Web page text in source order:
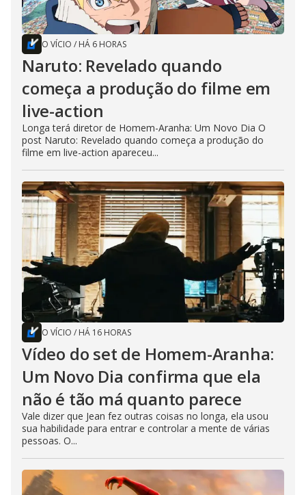
O VÍCIO / HÁ 6 HORAS
Naruto: Revelado quando
começa a produção do filme em
live-action
Longa terá diretor de Homem-Aranha: Um Novo Dia O
post Naruto: Revelado quando começa a produção do
filme em live-action apareceu...
O VÍCIO / HÁ 16 HORAS
Vídeo do set de Homem-Aranha:
Um Novo Dia confirma que ela
não é tão má quanto parece
Vale dizer que Jean fez outras coisas no longa, ela usou
sua habilidade para entrar e controlar a mente de várias
pessoas. O...